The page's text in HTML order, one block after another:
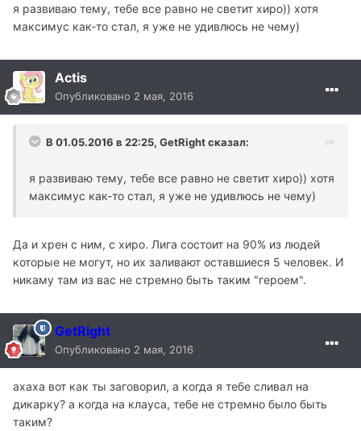
я развиваю тему, тебе все равно не светит хиро)) хотя
максимус как-то стал, я уже не удивлюсь не чему)
Actis
Опубликовано 2 мая, 2016
В 01.05.2016 в 22:25, GetRight сказал:
я развиваю тему, тебе все равно не светит хиро)) хотя
максимус как-то стал, я уже не удивлюсь не чему)
Да и хрен с ним, с хиро. Лига состоит на 90% из людей
которые не могут, но их заливают оставшиеся 5 человек. И
никаму там из вас не стремно быть таким "героем".
GetRight
Опубликовано 2 мая, 2016
ахаха вот как ты заговорил, а когда я тебе сливал на
дикарку? а когда на клауса, тебе не стремно было быть
таким?